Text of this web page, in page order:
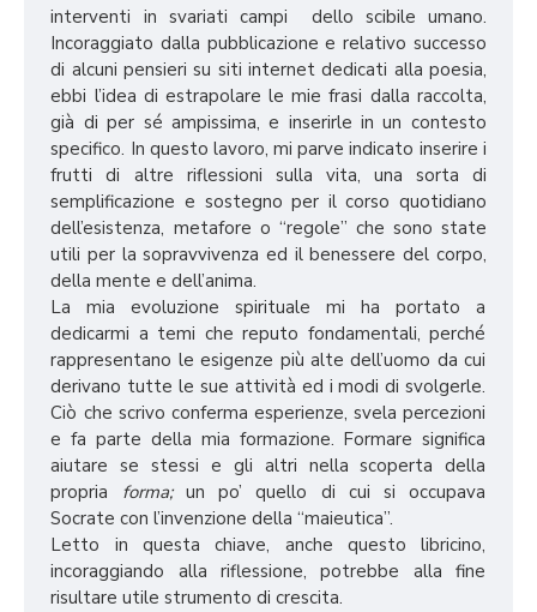
interventi in svariati campi dello scibile umano.
Incoraggiato dalla pubblicazione e relativo successo
di alcuni pensieri su siti internet dedicati alla poesia,
ebbi l’idea di estrapolare le mie frasi dalla raccolta,
già di per sé ampissima, e inserirle in un contesto
specifico. In questo lavoro, mi parve indicato inserire i
frutti di altre riflessioni sulla vita, una sorta di
semplificazione e sostegno per il corso quotidiano
dell’esistenza, metafore o “regole” che sono state
utili per la sopravvivenza ed il benessere del corpo,
della mente e dell’anima.
La mia evoluzione spirituale mi ha portato a
dedicarmi a temi che reputo fondamentali, perché
rappresentano le esigenze più alte dell’uomo da cui
derivano tutte le sue attività ed i modi di svolgerle.
Ciò che scrivo conferma esperienze, svela percezioni
e fa parte della mia formazione. Formare significa
aiutare se stessi e gli altri nella scoperta della
propria forma; un po’ quello di cui si occupava
Socrate con l’invenzione della “maieutica”.
Letto in questa chiave, anche questo libricino,
incoraggiando alla riflessione, potrebbe alla fine
risultare utile strumento di crescita.